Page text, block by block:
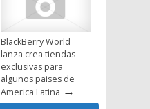
BlackBerry World
lanza crea tiendas
exclusivas para
algunos paises de
America Latina →